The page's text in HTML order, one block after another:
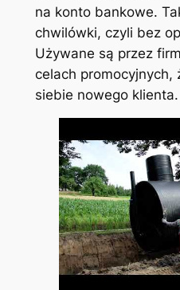
na konto bankowe.
chwilówki, czyli bez
Używane są przez
celach promocyjnych,
siebie nowego klienta.